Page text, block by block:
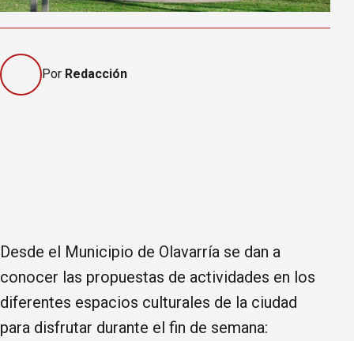
Por Redacción
Desde el Municipio de Olavarría se dan a
conocer las propuestas de actividades en los
diferentes espacios culturales de la ciudad
para disfrutar durante el fin de semana: